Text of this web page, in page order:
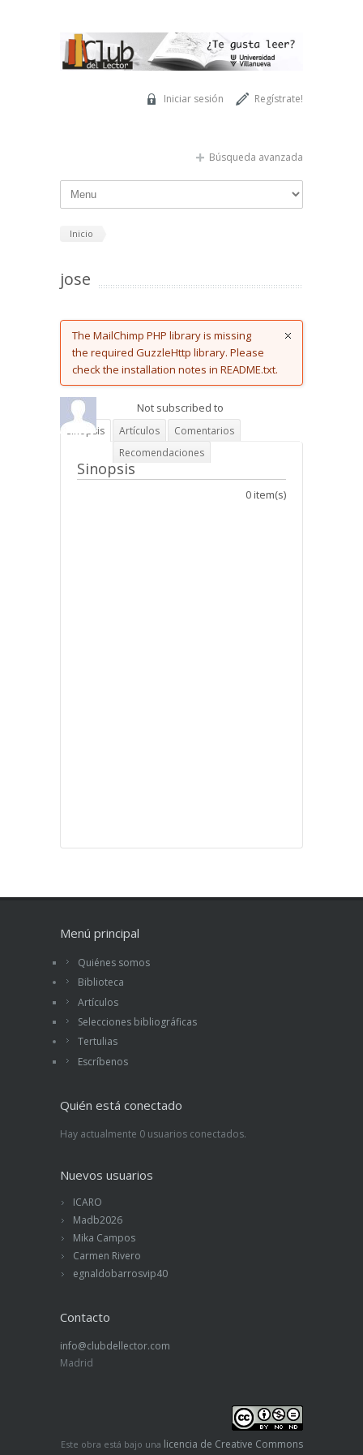
Regístrate!
Iniciar sesión
Búsqueda avanzada
Inicio
jose
Error message
The MailChimp PHP library is missing
the required GuzzleHttp library. Please
check the installation notes in README.txt.
Not subscribed to
Sinopsis Artículos
Comentarios
Recomendaciones
Sinopsis
0 item(s)
Menú principal
Quiénes somos
Biblioteca
Artículos
Selecciones bibliográficas
Tertulias
Escríbenos
Quién está conectado
Hay actualmente 0 usuarios conectados.
Nuevos usuarios
ICARO
Madb2026
Mika Campos
Carmen Rivero
egnaldobarrosvip40
Contacto
info@clubdellector.com
Madrid
Este obra está bajo una licencia de Creative Commons